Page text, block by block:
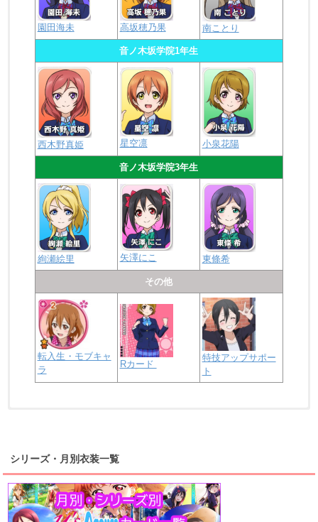
園田海未 高坂穂乃果 南ことり
音ノ木坂学院1年生
西木野真姫 星空凛 小泉花陽
音ノ木坂学院3年生
絢瀬絵里 矢澤にこ 東條希
その他
転入生・モブキャ
ラ
Rカード
特技アップサポー
ト
桜内梨子 高海千歌 渡辺曜
上原歩夢 宮下愛 優木せつ菜
シリーズ・月別衣装一覧